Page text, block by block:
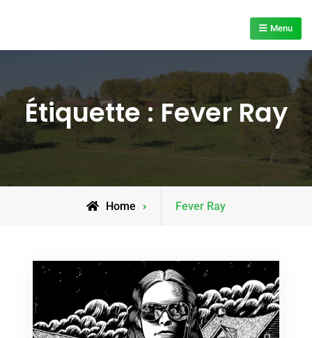
Menu
Étiquette :Fever Ray
Home
Posts
Fever Ray